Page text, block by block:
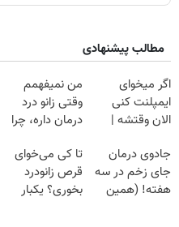
مطالب پیشنهادی
اگر میخوای
ایمپلنت کنی
الان وقتشه |
میلیون تومان!!!
من نمیفهمم
وقتی زانو درد
درمان داره، چرا
تحمل میکنی؟❗
جادوی درمان
جای زخم در سه
هفته! (همین
تا کی می‌خوای
قرص زانودرد
بخوری؟ یکبار